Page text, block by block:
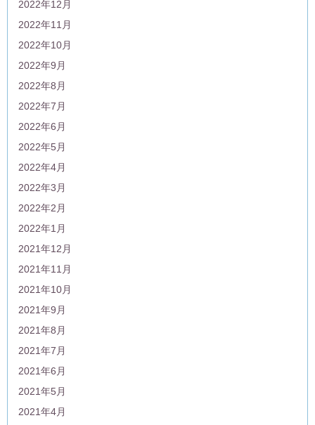
2022年12月
2022年11月
2022年10月
2022年9月
2022年8月
2022年7月
2022年6月
2022年5月
2022年4月
2022年3月
2022年2月
2022年1月
2021年12月
2021年11月
2021年10月
2021年9月
2021年8月
2021年7月
2021年6月
2021年5月
2021年4月